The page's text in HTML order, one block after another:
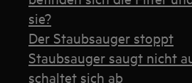
sie?
Der Staubsauger stoppt
Staubsauger saugt nicht
schaltet sich ab